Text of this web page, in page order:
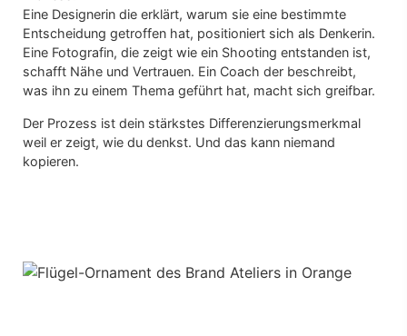
Eine Designerin die erklärt, warum sie eine bestimmte
Entscheidung getroffen hat, positioniert sich als Denkerin.
Eine Fotografin, die zeigt wie ein Shooting entstanden ist,
schafft Nähe und Vertrauen. Ein Coach der beschreibt,
was ihn zu einem Thema geführt hat, macht sich greifbar.
Der Prozess ist dein stärkstes Differenzierungsmerkmal
weil er zeigt, wie du denkst. Und das kann niemand
kopieren.